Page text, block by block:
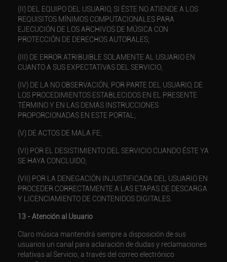
(II) DEL EQUIPO DEL USUARIO, SI ÉSTE NO ATIENDE A LOS
REQUISITOS MÍNIMOS COMPUTACIONALES PARA
EJECUCIÓN DE LOS ARCHIVOS DE MÚSICA CON
PROTECCIÓN DE DERECHOS AUTORALES;
(III) DE ERROR ATRIBUIBLE SOLAMENTE AL USUARIO EN
CUANTO A SUS EXPECTATIVAS DEL SERVICIO;
(IV) DE LA NO OBSERVACIÓN, POR PARTE DEL USUARIO, DE
LOS PROCEDIMIENTOS ESTABLECIDOS EN EL PRESENTE
TÉRMINO Y EN LAS DEMÁS INSTRUCCIONES
PROPORCIONADAS EN ESTE PORTAL;
(V) DE ACTOS DE MALA FE;
(VI) POR EL DESISTIMIENTO DEL SERVICIO CUANDO ÉSTE YA
SE HAYA CONCLUIDO;
(VII) POR LA DENEGACIÓN INJUSTIFICADA DEL USUARIO EN
PROCEDER CORRECTAMENTE A LAS ETAPAS DE DESCARGA
Y LICENCIAMIENTO DE CONTENIDOS DIGITALES.
13 - Atención al Usuario
Claro música mantendrá siempre a disposición de sus
usuarios un canal para aclaración de dudas y reclamaciones
relativas al Servicio, a través del correo electrónico